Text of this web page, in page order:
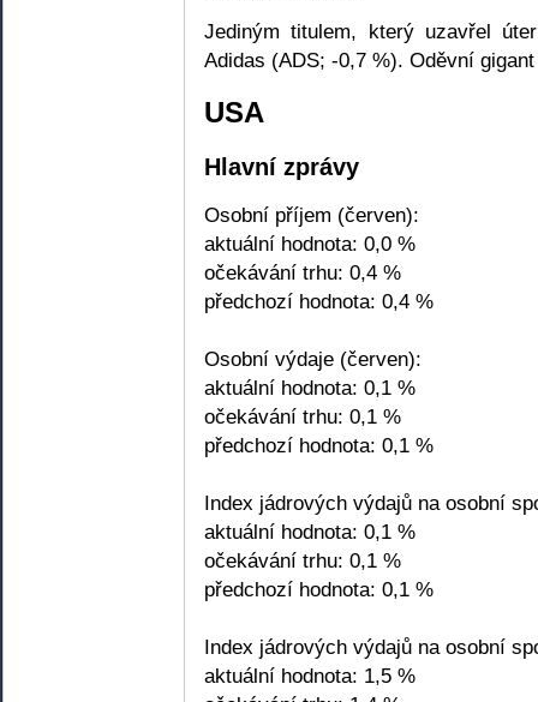
Jediným titulem, který uzavřel
Adidas (ADS; -0,7 %). Oděvní
USA
Hlavní zprávy
Osobní příjem (červen):
aktuální hodnota: 0,0 %
očekávání trhu: 0,4 %
předchozí hodnota: 0,4 %
Osobní výdaje (červen):
aktuální hodnota: 0,1 %
očekávání trhu: 0,1 %
předchozí hodnota: 0,1 %
Index jádrových výdajů na osobní
aktuální hodnota: 0,1 %
očekávání trhu: 0,1 %
předchozí hodnota: 0,1 %
Index jádrových výdajů na osobní
aktuální hodnota: 1,5 %